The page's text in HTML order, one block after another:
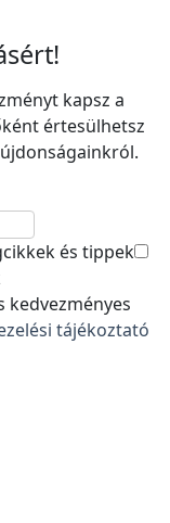
kapsz a
értesülhetsz
és tippek
kedvezményes
tájékoztató